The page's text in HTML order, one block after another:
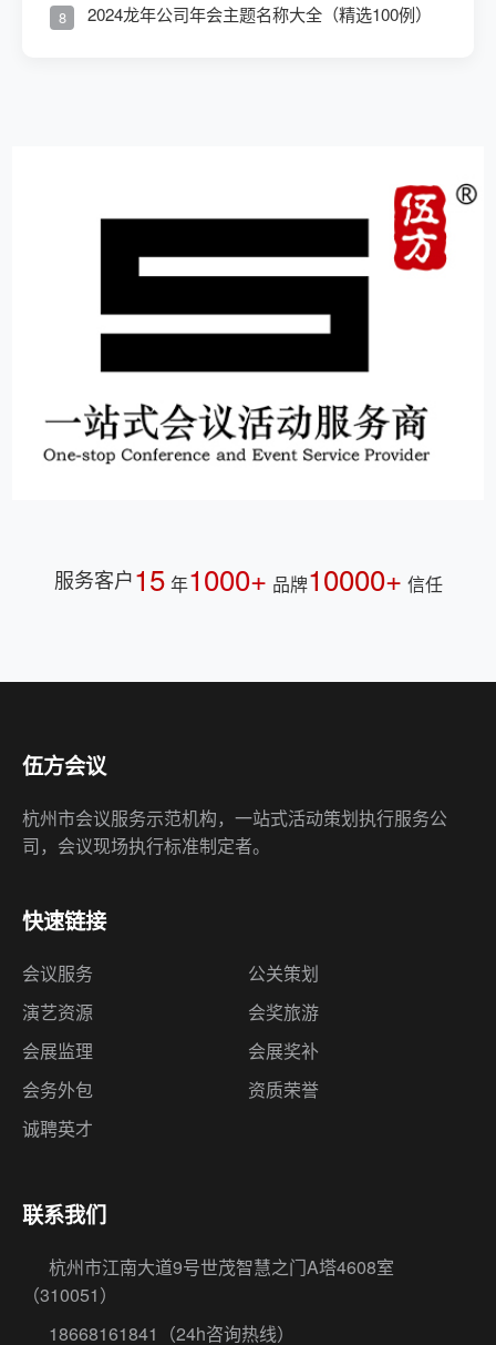
8 2024龙年公司年会主题名称大全（精选100例）
服务客户15 年1000+ 品牌10000+ 信任
会议服务
公关策划
会展监理
会务外包
资质荣誉
诚聘英才
联系我们
杭州市江南大道9号世茂智慧之门A塔4608室
18668161841
留言反馈